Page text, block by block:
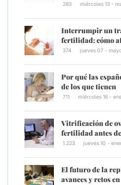
283 miércoles 13 -
Interrumpir un
fertilidad: cómo
374 jueves 07 -
Por qué las
de los que tienen
711 miércoles 16 -
Vitrificación de
fertilidad antes
1.223 jueves 10 -
El futuro de la
avances y retos